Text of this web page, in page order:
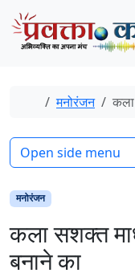
Skip to content
Skip to footer
Home
मनोरंजन
मनोरंजन
कला सशक्त
बनाने का
Open side menu